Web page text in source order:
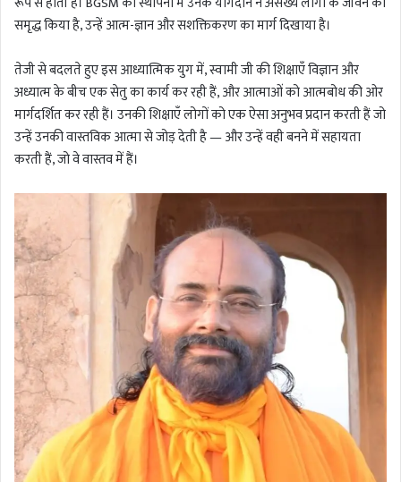
समृद्ध किया है, उन्हें आत्म-ज्ञान और सशक्तिकरण का मार्ग दिखाया है।
तेजी से बदलते हुए इस आध्यात्मिक युग में, स्वामी जी की शिक्षाएँ विज्ञान और
अध्यात्म के बीच एक सेतु का कार्य कर रही हैं, और आत्माओं को आत्मबोध की ओर
मार्गदर्शित कर रही हैं। उनकी शिक्षाएँ लोगों को एक ऐसा अनुभव प्रदान करती हैं जो
उन्हें उनकी वास्तविक आत्मा से जोड़ देती है — और उन्हें वही बनने में सहायता
करती हैं, जो वे वास्तव में हैं।